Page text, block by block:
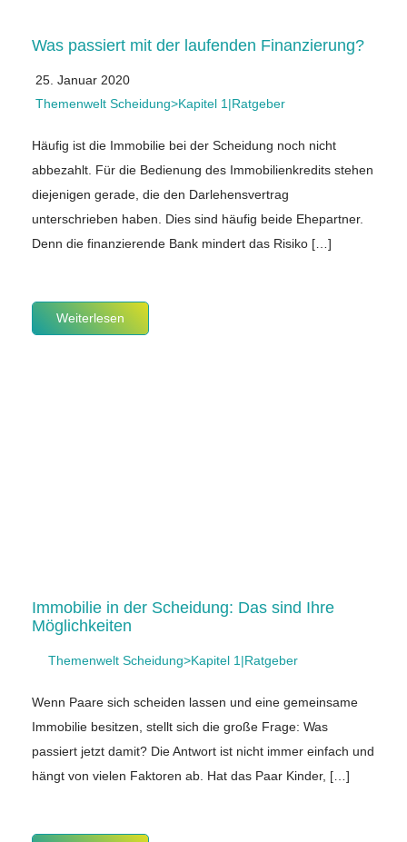
Was passiert mit der laufenden Finanzierung?
25. Januar 2020
Themenwelt Scheidung>Kapitel 1|Ratgeber
Häufig ist die Immobilie bei der Scheidung noch nicht
abbezahlt. Für die Bedienung des Immobilienkredits stehen
diejenigen gerade, die den Darlehensvertrag
unterschrieben haben. Dies sind häufig beide Ehepartner.
Denn die finanzierende Bank mindert das Risiko […]
Weiterlesen
Immobilie in der Scheidung: Das sind Ihre
Möglichkeiten
Themenwelt Scheidung>Kapitel 1|Ratgeber
Wenn Paare sich scheiden lassen und eine gemeinsame
Immobilie besitzen, stellt sich die große Frage: Was
passiert jetzt damit? Die Antwort ist nicht immer einfach und
hängt von vielen Faktoren ab. Hat das Paar Kinder, […]